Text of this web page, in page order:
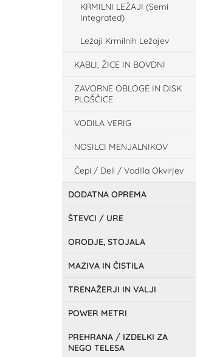
KRMILNI LEŽAJI (Semi
Integrated)
Ležaji Krmilnih Ležajev
KABLI, ŽICE IN BOVDNI
ZAVORNE OBLOGE IN DISK
PLOŠČICE
VODILA VERIG
NOSILCI MENJALNIKOV
Čepi / Deli / Vodlila Okvirjev
DODATNA OPREMA
ŠTEVCI / URE
ORODJE, STOJALA
MAZIVA IN ČISTILA
TRENAŽERJI IN VALJI
POWER METRI
PREHRANA / IZDELKI ZA
NEGO TELESA